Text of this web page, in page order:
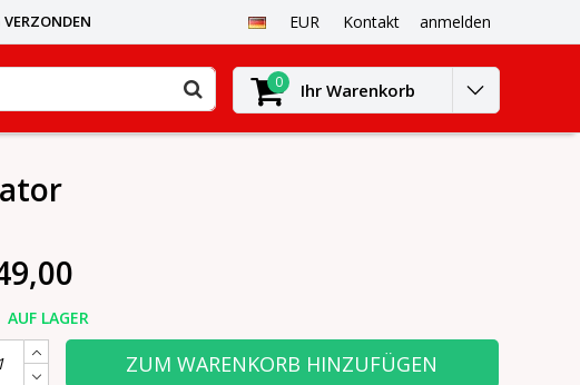
EUR Kontakt anmelden
0 Ihr Warenkorb
AUF LAGER
ZUM WARENKORB HINZUFÜGEN